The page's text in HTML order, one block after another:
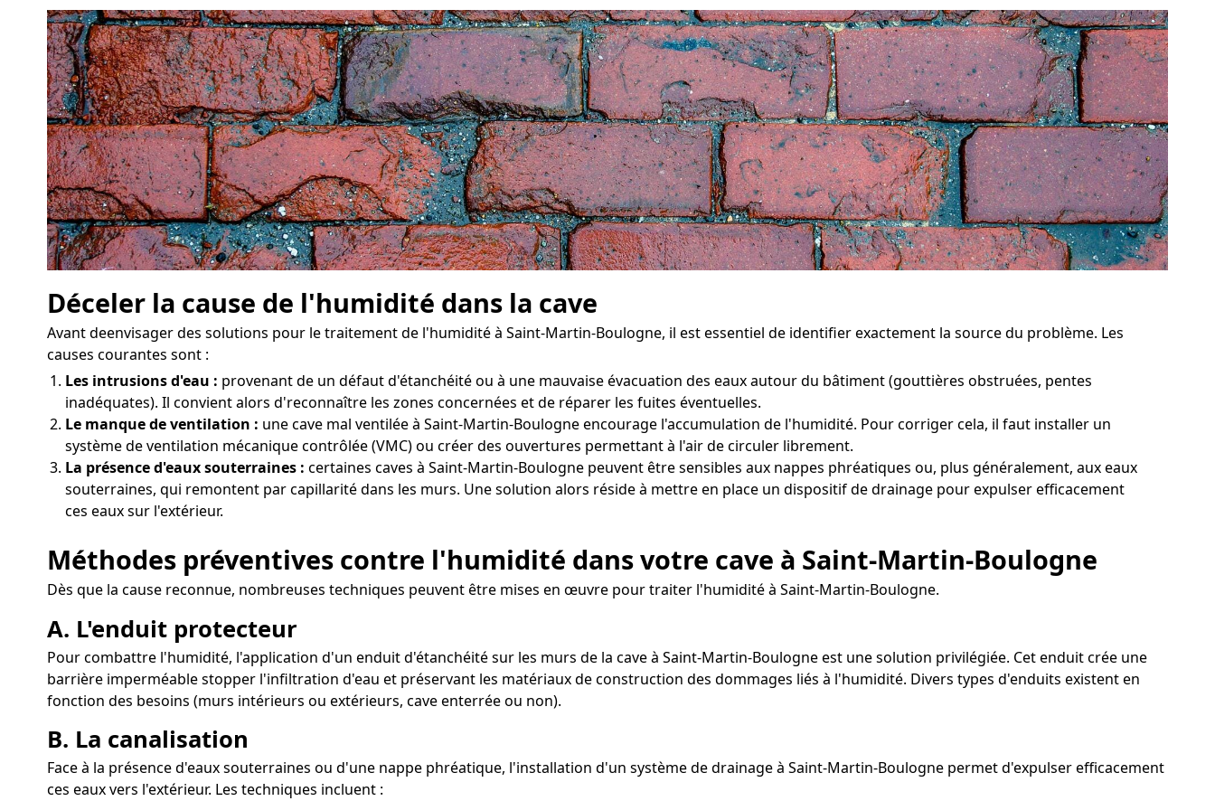
Déceler la cause de l'humidité dans la cave
Avant deenvisager des solutions pour le traitement de l'humidité à Saint-Martin-Boulogne, il est essentiel de identifier exactement la source du problème. Les
causes courantes sont :
Les intrusions d'eau : provenant de un défaut d'étanchéité ou à une mauvaise évacuation des eaux autour du bâtiment (gouttières obstruées, pentes
inadéquates). Il convient alors d'reconnaître les zones concernées et de réparer les fuites éventuelles.
Le manque de ventilation : une cave mal ventilée à Saint-Martin-Boulogne encourage l'accumulation de l'humidité. Pour corriger cela, il faut installer un
système de ventilation mécanique contrôlée (VMC) ou créer des ouvertures permettant à l'air de circuler librement.
La présence d'eaux souterraines : certaines caves à Saint-Martin-Boulogne peuvent être sensibles aux nappes phréatiques ou, plus généralement, aux eaux
souterraines, qui remontent par capillarité dans les murs. Une solution alors réside à mettre en place un dispositif de drainage pour expulser efficacement
ces eaux sur l'extérieur.
Méthodes préventives contre l'humidité dans votre cave à Saint-Martin-Boulogne
Dès que la cause reconnue, nombreuses techniques peuvent être mises en œuvre pour traiter l'humidité à Saint-Martin-Boulogne.
A. L'enduit protecteur
Pour combattre l'humidité, l'application d'un enduit d'étanchéité sur les murs de la cave à Saint-Martin-Boulogne est une solution privilégiée. Cet enduit crée une
barrière imperméable stopper l'infiltration d'eau et préservant les matériaux de construction des dommages liés à l'humidité. Divers types d'enduits existent en
fonction des besoins (murs intérieurs ou extérieurs, cave enterrée ou non).
B. La canalisation
Face à la présence d'eaux souterraines ou d'une nappe phréatique, l'installation d'un système de drainage à Saint-Martin-Boulogne permet d'expulser efficacement
ces eaux vers l'extérieur. Les techniques incluent :